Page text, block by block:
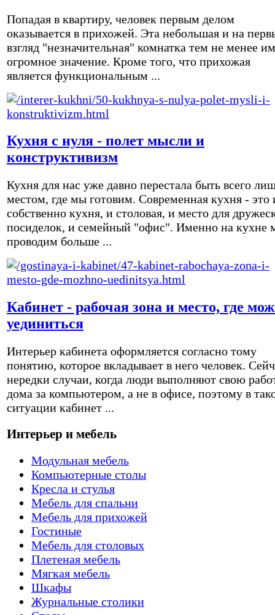
Попадая в квартиру, человек первым делом
оказывается в прихожей. Эта небольшая и на
взгляд "незначительная" комнатка тем не менее
огромное значение. Кроме того, что прихожая
является функциональным ...
Кухня с нуля - полет мысли и
конструктивизм
Кухня для нас уже давно перестала быть всего
местом, где мы готовим. Современная кухня - это
собственно кухня, и столовая, и место для
посиделок, и семейный "офис". Именно на кухне
проводим больше ...
Кабинет - рабочая зона и место, где
уединиться
Интерьер кабинета оформляется согласно тому
понятию, которое вкладывает в него человек.
нередки случаи, когда люди выполняют свою
дома за компьютером, а не в офисе, поэтому в
ситуации кабинет ...
Интерьер и мебель
Модульная мебель
Компьютерные столы
Кресла и стулья
Мебель для спальни
Мебель для прихожей
Гостиные
Мебель для столовых
Плетеная мебель
Мягкая мебель
Шкафы
Журнальные столики